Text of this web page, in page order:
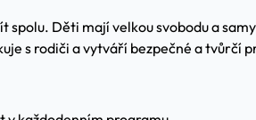
spolu. Děti mají velkou svobodu a
s rodiči a vytváří bezpečné a tvůrčí